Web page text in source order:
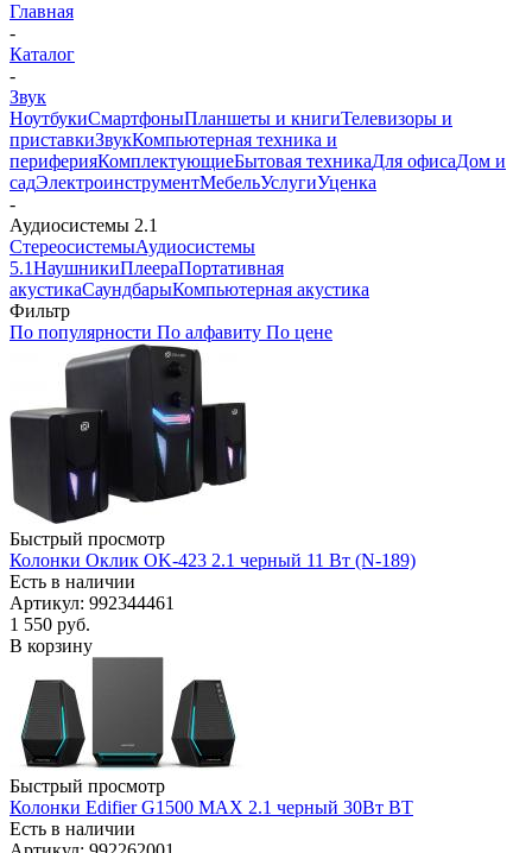
Главная
-
Каталог
-
Звук
НоутбукиСмартфоныПланшеты и книгиТелевизоры и
приставкиЗвукКомпьютерная техника и
периферияКомплектующиеБытовая техникаДля офисаДом и
садЭлектроинструментМебельУслугиУценка
-
Аудиосистемы 2.1
СтереосистемыАудиосистемы
5.1НаушникиПлеераПортативная
акустикаСаундбарыКомпьютерная акустика
Фильтр
По популярности По алфавиту По цене
Быстрый просмотр
Колонки Оклик OK-423 2.1 черный 11 Вт (N-189)
Есть в наличии
Артикул: 992344461
1 550 руб.
В корзину
Быстрый просмотр
Колонки Edifier G1500 MAX 2.1 черный 30Вт BT
Есть в наличии